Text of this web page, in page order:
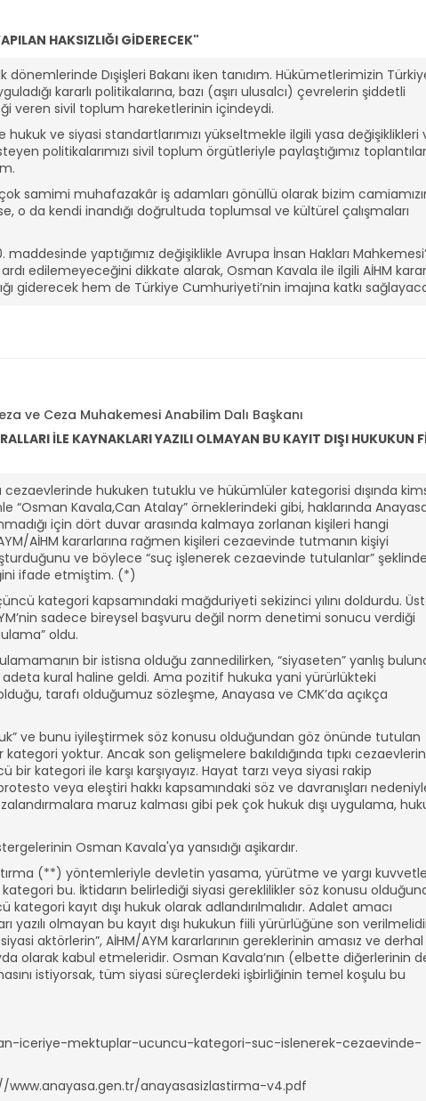
HAKSIZLIĞI GİDERECEK"
Dışişleri Bakanı iken tanıdım. Hükümetlerimizin
kararlı politikalarına, bazı (aşırı ulusalcı) çevrelerin şiddetli
veren sivil toplum hareketlerinin içindeydi.
ve siyasi standartlarımızı yükseltmekle ilgili yasa değişiklikleri
politikalarımızı sivil toplum örgütleriyle paylaştığımız
samimi muhafazakâr iş adamları gönüllü olarak bizim
o da kendi inandığı doğrultuda toplumsal ve kültürel çalışmaları
maddesinde yaptığımız değişiklikle Avrupa İnsan Hakları
edilemeyeceğini dikkate alarak, Osman Kavala ile ilgili AİHM
giderecek hem de Türkiye Cumhuriyeti’nin imajına katkı
ve Ceza Muhakemesi Anabilim Dalı Başkanı
İLE KAYNAKLARI YAZILI OLMAYAN BU KAYIT DIŞI HUKUKUN
cezaevlerinde hukuken tutuklu ve hükümlüler kategorisi dışında
“Osman Kavala,Can Atalay” örneklerindeki gibi, haklarında
için dört duvar arasında kalmaya zorlanan kişileri hangi
AİHM kararlarına rağmen kişileri cezaevinde tutmanın kişiyi
ve böylece “suç işlenerek cezaevinde tutulanlar” şeklinde
ifade etmiştim. (*)
kategori kapsamındaki mağduriyeti sekizinci yılını doldurdu.
sadece bireysel başvuru değil norm denetimi sonucu verdiği
oldu.
bir istisna olduğu zannedilirken, “siyaseten” yanlış
adeta kural haline geldi. Ama pozitif hukuka yani yürürlükteki
tarafı olduğumuz sözleşme, Anayasa ve CMK’da açıkça
ve bunu iyileştirmek söz konusu olduğundan göz önünde tutulan
kategori yoktur. Ancak son gelişmelere bakıldığında tıpkı
kategori ile karşı karşıyayız. Hayat tarzı veya siyasi rakip
veya eleştiri hakkı kapsamındaki söz ve davranışları
maruz kalması gibi pek çok hukuk dışı uygulama,
Osman Kavala'ya yansıdığı aşikardır.
(**) yöntemleriyle devletin yasama, yürütme ve yargı
bu. İktidarın belirlediği siyasi gereklilikler söz konusu
kayıt dışı hukuk olarak adlandırılmalıdır. Adalet amacı
yazılı olmayan bu kayıt dışı hukukun fiili yürürlüğüne son
aktörlerin”, AİHM/AYM kararlarının gereklerinin amasız ve derhal
olarak kabul etmeleridir. Osman Kavala’nın (elbette diğerlerinin
istiyorsak, tüm siyasi süreçlerdeki işbirliğinin temel koşulu bu
iceriye-mektuplar-ucuncu-kategori-suc-islenerek-cezaevinde-
www.anayasa.gen.tr/anayasasizlastirma-v4.pdf